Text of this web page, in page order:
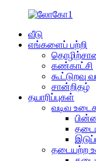
வீடு
எங்களைப் பற்றி
கண்காட்சி
கூட்டுறவு
சான்றிதழ்
தயாரிப்புகள்
வடிவ
தடையற்ற